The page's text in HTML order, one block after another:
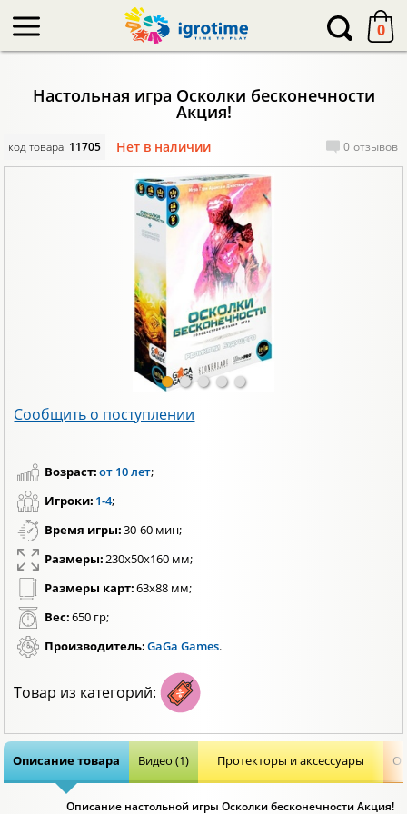
0
Настольная игра Осколки бесконечности
Акция!
код товара: 11705 Нет в наличии 0 отзывов
Сообщить о поступлении
Возраст:от 10 лет;
Игроки: 1-4;
Время игры:30-60 мин;
Размеры:230x50x160 мм;
Размеры карт:63x88 мм;
Вес:650 гр;
Производитель:GaGa Games.
Товар из категорий:
Описание товара Видео (1) Протекторы и аксессуары
Описание настольной игры Осколки бесконечности Акция!